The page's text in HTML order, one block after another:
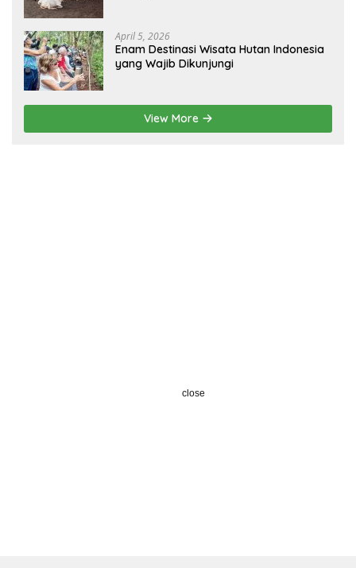
April 5, 2026
Enam Destinasi Wisata Hutan Indonesia
yang Wajib Dikunjungi
View More
close